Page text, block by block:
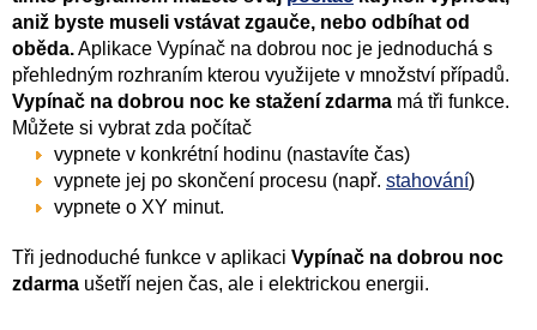
aniž byste museli vstávat zgauče, nebo odbíhat od
oběda.Aplikace Vypínač na dobrou noc je jednoduchá s
přehledným rozhraním kterou využijete v množství případů.
Vypínač na dobrou noc ke stažení zdarma má tři funkce.
Můžete si vybrat zda počítač
vypnete v konkrétní hodinu (nastavíte čas)
vypnete jej po skončení procesu (např. stahování)
vypnete o XY minut.
Tři jednoduché funkce v aplikaci Vypínač na dobrou noc
zdarma ušetří nejen čas, ale i elektrickou energii.